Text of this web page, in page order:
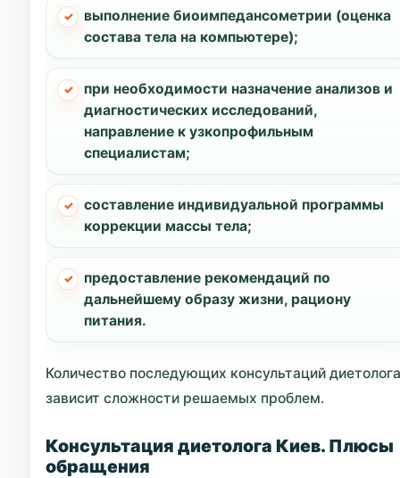
выполнение биоимпедансометрии (оценка
состава тела на компьютере);
при необходимости назначение анализов и
диагностических исследований,
направление к узкопрофильным
специалистам;
составление индивидуальной программы
коррекции массы тела;
предоставление рекомендаций по
дальнейшему образу жизни, рациону
питания.
Количество последующих консультаций диетолога
зависит сложности решаемых проблем.
Консультация диетолога Киев. Плюсы
обращения